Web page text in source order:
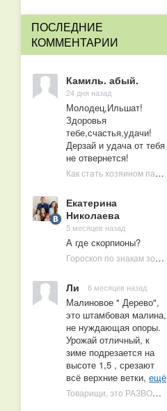
ПОСЛЕДНИЕ
КОММЕНТАРИИ
Камиль. абый.
24 дня назад
Молодец,Ильшат!
Здоровья
тебе,счастья,удачи!
Дерзай и удача от тебя
не отвернется!
Как стать хозяином пасеки в 10 лет
Екатерина
Николаева
5 месяцев назад
А где скорпионы?
Гороскоп по знакам зодиака на 2026 год
Ли 6 месяцев назад
Малиновое " Дерево",
это штамбовая малина,
не нуждающая опоры.
Урожай отличный, к
зиме подрезается на
высоте 1,5 , срезают
всё верхние ветки, ещё
Товарищи, это РАЗВОД! Почему малиновых деревьев не бывает, или Как ушлые продавцы наживаются на мечтах садоводов